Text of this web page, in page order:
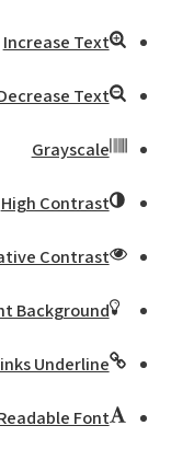
Increase Text
Text
Grayscale
High Contrast
Contrast
Background
Underline
Font